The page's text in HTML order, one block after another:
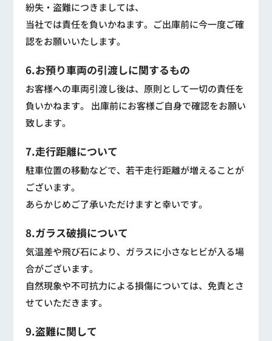
紛失・盗難につきましては、
当社では責任を負いかねます。ご出庫前に今一度ご確
認をお願いいたします。
6.お預り車両の引渡しに関するもの
お客様への車両引渡し後は、原則として一切の責任を
負いかねます。 出庫前にお客様ご自身で確認をお願い
致します。
7.走行距離について
駐車位置の移動などで、若干走行距離が増えることが
ございます。
あらかじめご了承いただけますと幸いです。
8.ガラス破損について
気温差や飛び石により、ガラスに小さなヒビが入る場
合がございます。
自然現象や不可抗力による損傷については、免責とさ
せていただきます。
9.盗難に関して